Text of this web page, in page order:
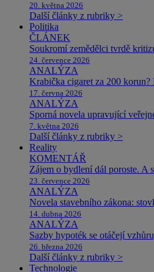
20. května 2026
Další články z rubriky >
Politika
ČLÁNEK
Soukromí zemědělci tvrdě
24. července 2026
ANALÝZA
Krabička cigaret za 200
17. června 2026
ANALÝZA
Sporná novela upravující
7. května 2026
Další články z rubriky >
Reality
KOMENTÁŘ
Zájem o bydlení dál poroste. A
23. července 2026
ANALÝZA
Novela stavebního zákona:
14. dubna 2026
ANALÝZA
Sazby hypoték se otáčejí
26. března 2026
Další články z rubriky >
Technologie